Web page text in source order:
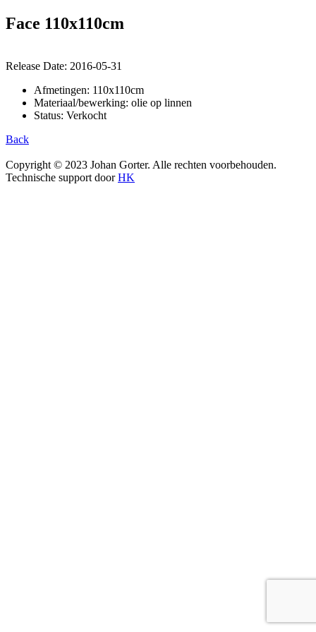
Face 110x110cm
Release Date: 2016-05-31
Afmetingen: 110x110cm
Materiaal/bewerking: olie op linnen
Status: Verkocht
Back
Copyright © 2023 Johan Gorter. Alle rechten voorbehouden.
Technische support doorHK